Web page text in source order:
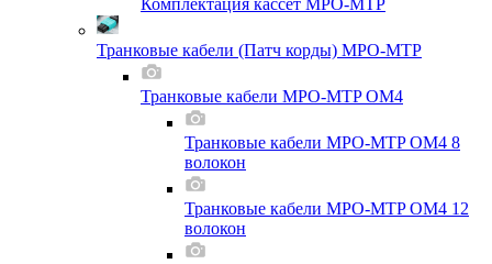
Комплектация кассет MPO-MTP
Транковые кабели (Патч корды) MPO-MTP
Транковые кабели MPO-MTP OM4
Транковые кабели MPO-MTP OM4 8
волокон
Транковые кабели MPO-MTP OM4 12
волокон